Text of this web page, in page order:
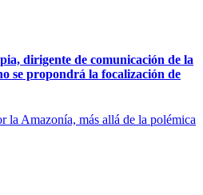
dirigente de comunicación de la
se propondrá la focalización de